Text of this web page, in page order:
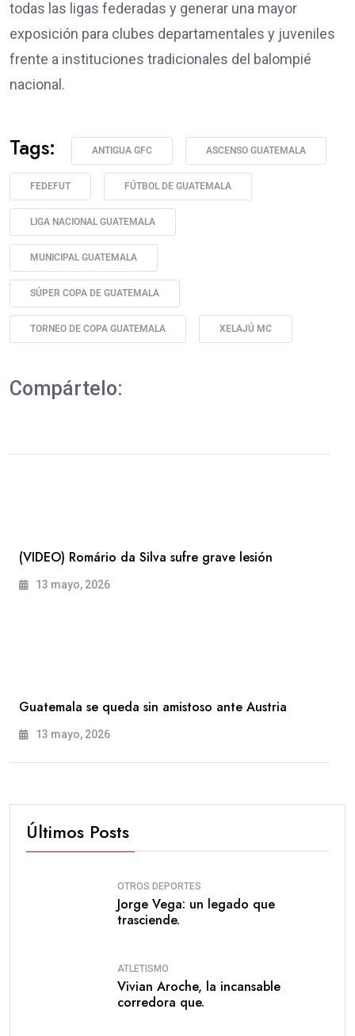
todas las ligas federadas y generar una mayor
exposición para clubes departamentales y juveniles
frente a instituciones tradicionales del balompié
nacional.
Tags: ANTIGUA GFC ASCENSO GUATEMALA
FEDEFUT FÚTBOL DE GUATEMALA
LIGA NACIONAL GUATEMALA
MUNICIPAL GUATEMALA
SÚPER COPA DE GUATEMALA
TORNEO DE COPA GUATEMALA XELAJÚ MC
Compártelo:
(VIDEO) Romário da Silva sufre grave lesión
13 mayo, 2026
Guatemala se queda sin amistoso ante Austria
13 mayo, 2026
Últimos Posts
OTROS DEPORTES
Jorge Vega: un legado que
trasciende.
ATLETISMO
Vivian Aroche, la incansable
corredora que.